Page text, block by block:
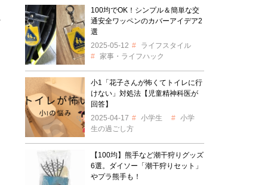
100均でOK！シンプル＆簡単な交
通安全ワッペンのカバーアイデア2
選
2025-05-12
ライフスタイル
家事・ライフハック
小1「花子さんが怖くてトイレに行
けない」対処法【児童精神科医が
回答】
2025-04-17
小学生
小学
生の過ごし方
【100均】熊手など潮干狩りグッズ
6選。ダイソー「潮干狩りセット」
やプラ熊手も！